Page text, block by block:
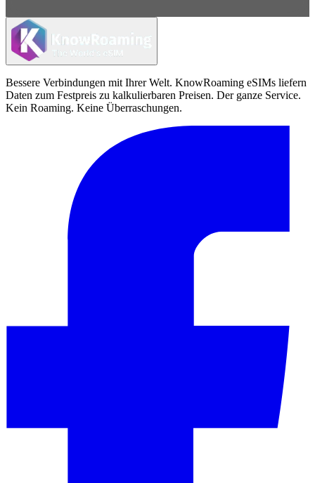
Bessere Verbindungen mit Ihrer Welt. KnowRoaming eSIMs liefern
Daten zum Festpreis zu kalkulierbaren Preisen. Der ganze Service.
Kein Roaming. Keine Überraschungen.